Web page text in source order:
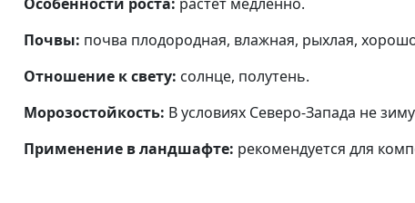
Почвы: почва плодородная, влажная, рыхлая,
Отношение к свету: солнце, полутень.
Морозостойкость: В условиях Северо-Запада не
Применение в ландшафте: рекомендуется для